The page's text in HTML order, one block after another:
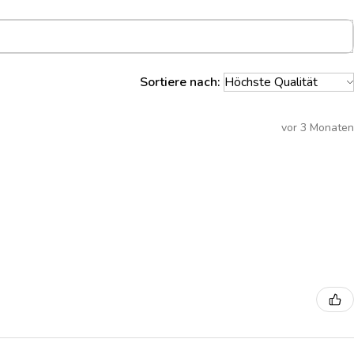
Sortiere nach:
vor 3 Monaten